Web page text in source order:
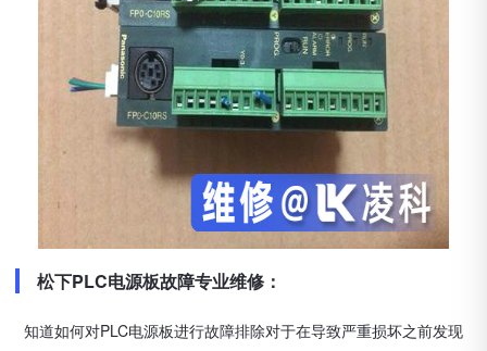
松下PLC电源板故障专业维修：
知道如何对PLC电源板进行故障排除对于在导致严重损坏之前发现